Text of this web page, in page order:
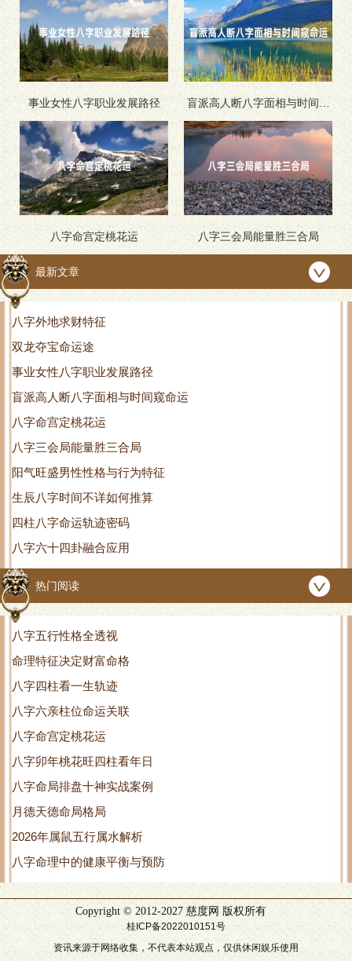
事业女性八字职业发展路径
盲派高人断八字面相与时间窥
命运
八字命宫定桃花运 八字三会局能量胜三合局
最新文章
八字外地求财特征
双龙夺宝命运途
事业女性八字职业发展路径
盲派高人断八字面相与时间窥命运
八字命宫定桃花运
八字三会局能量胜三合局
阳气旺盛男性性格与行为特征
生辰八字时间不详如何推算
四柱八字命运轨迹密码
八字六十四卦融合应用
热门阅读
八字五行性格全透视
命理特征决定财富命格
八字四柱看一生轨迹
八字六亲柱位命运关联
八字命宫定桃花运
八字卯年桃花旺四柱看年日
八字命局排盘十神实战案例
月德天德命局格局
2026年属鼠五行属水解析
八字命理中的健康平衡与预防
Copyright © 2012-2027 慈度网 版权所有
桂ICP备2022010151号
资讯来源于网络收集，不代表本站观点，仅供休闲娱乐使用